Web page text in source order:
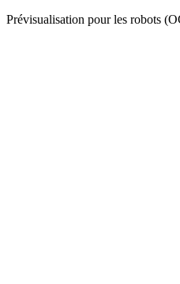
Prévisualisation pour les robots